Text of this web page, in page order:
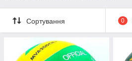
Сортування 0